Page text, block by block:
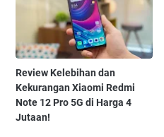
Review Kelebihan dan
Kekurangan Xiaomi Redmi
Note 12 Pro 5G di Harga 4
Jutaan!